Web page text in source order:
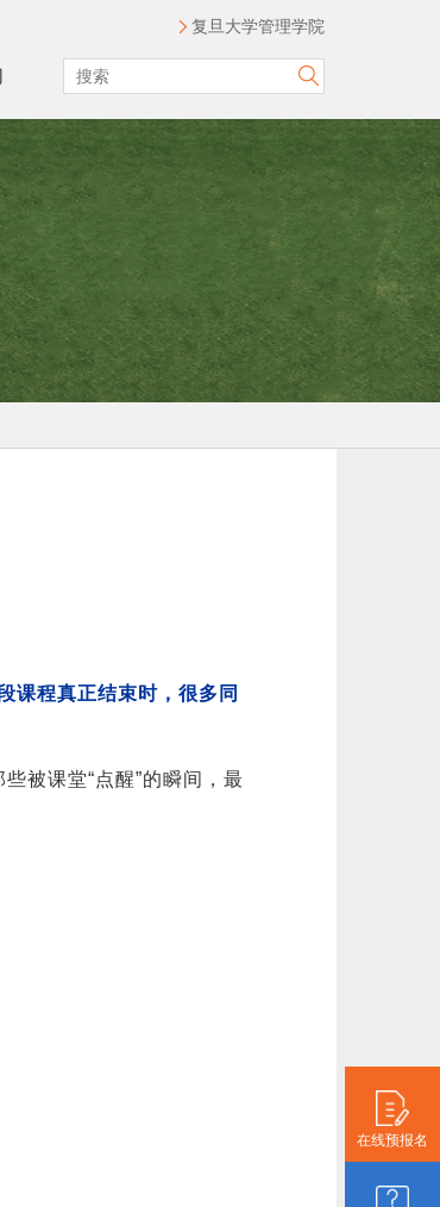
在线预报名
复旦大学管理学院
课程真正结束时，很多同
被课堂“点醒”的瞬间，最